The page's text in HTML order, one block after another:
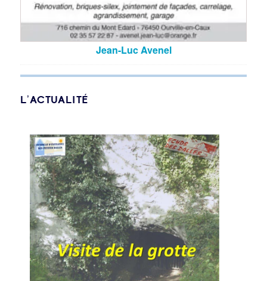
Jean-Luc Avenel
L’ACTUALITÉ